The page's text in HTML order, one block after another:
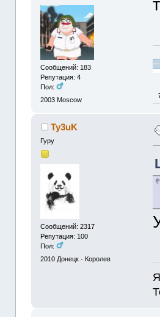
Сообщений: 183
Репутация: 4
Пол:
2003 Moscow
Ty3uK
Гуру
Сообщений: 2317
Репутация: 100
Пол:
2010 Донецк - Королев